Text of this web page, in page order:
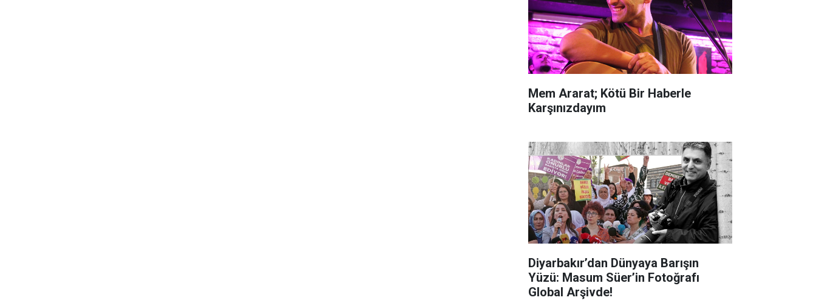
Mem Ararat; Kötü Bir Haberle
Karşınızdayım
Diyarbakır’dan Dünyaya Barışın
Yüzü: Masum Süer’in Fotoğrafı
Global Arşivde!